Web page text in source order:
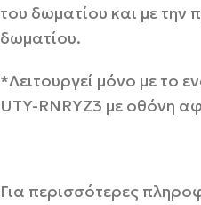
του δωματίου και με την
δωματίου.
*Λειτουργεί μόνο με το
UTY-RNRYZ3 με οθόνη
Για περισσότερες